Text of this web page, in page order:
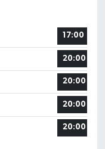
17:00
20:00
20:00
20:00
20:00